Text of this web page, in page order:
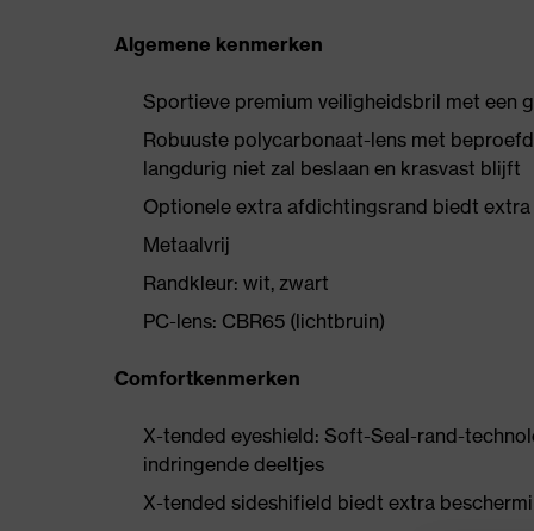
Algemene kenmerken
Sportieve premium veiligheidsbril met een
Robuuste polycarbonaat-lens met
langdurig niet zal beslaan en krasvast blijft
Optionele extra afdichtingsrand biedt
Metaalvrij
Randkleur: wit, zwart
PC-lens: CBR65 (lichtbruin)
Comfortkenmerken
X-tended eyeshield: Soft-Seal-rand-
indringende deeltjes
X-tended sideshifield biedt extra